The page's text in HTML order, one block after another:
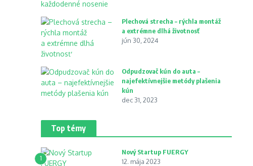
Plechová strecha – rýchla montáž
a extrémne dlhá životnosť
jún 30, 2024
Odpudzovač kún do auta –
najefektívnejšie metódy plašenia
kún
dec 31, 2023
Top témy
1
Nový Startup FUERGY
12. mája 2023